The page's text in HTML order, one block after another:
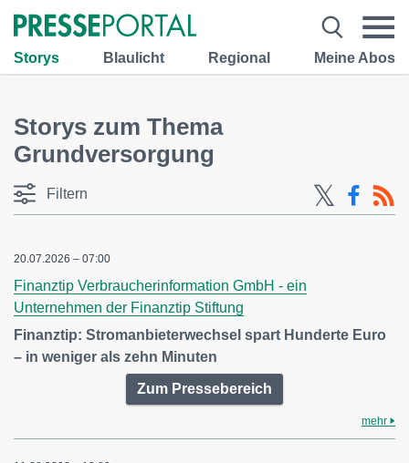
Storys Blaulicht Regional Meine Abos
Storys zum Thema
Grundversorgung
Filtern
20.07.2026 – 07:00
Finanztip Verbraucherinformation GmbH - ein
Unternehmen der Finanztip Stiftung
Finanztip: Stromanbieterwechsel spart Hunderte Euro
– in weniger als zehn Minuten
Zum Pressebereich
mehr